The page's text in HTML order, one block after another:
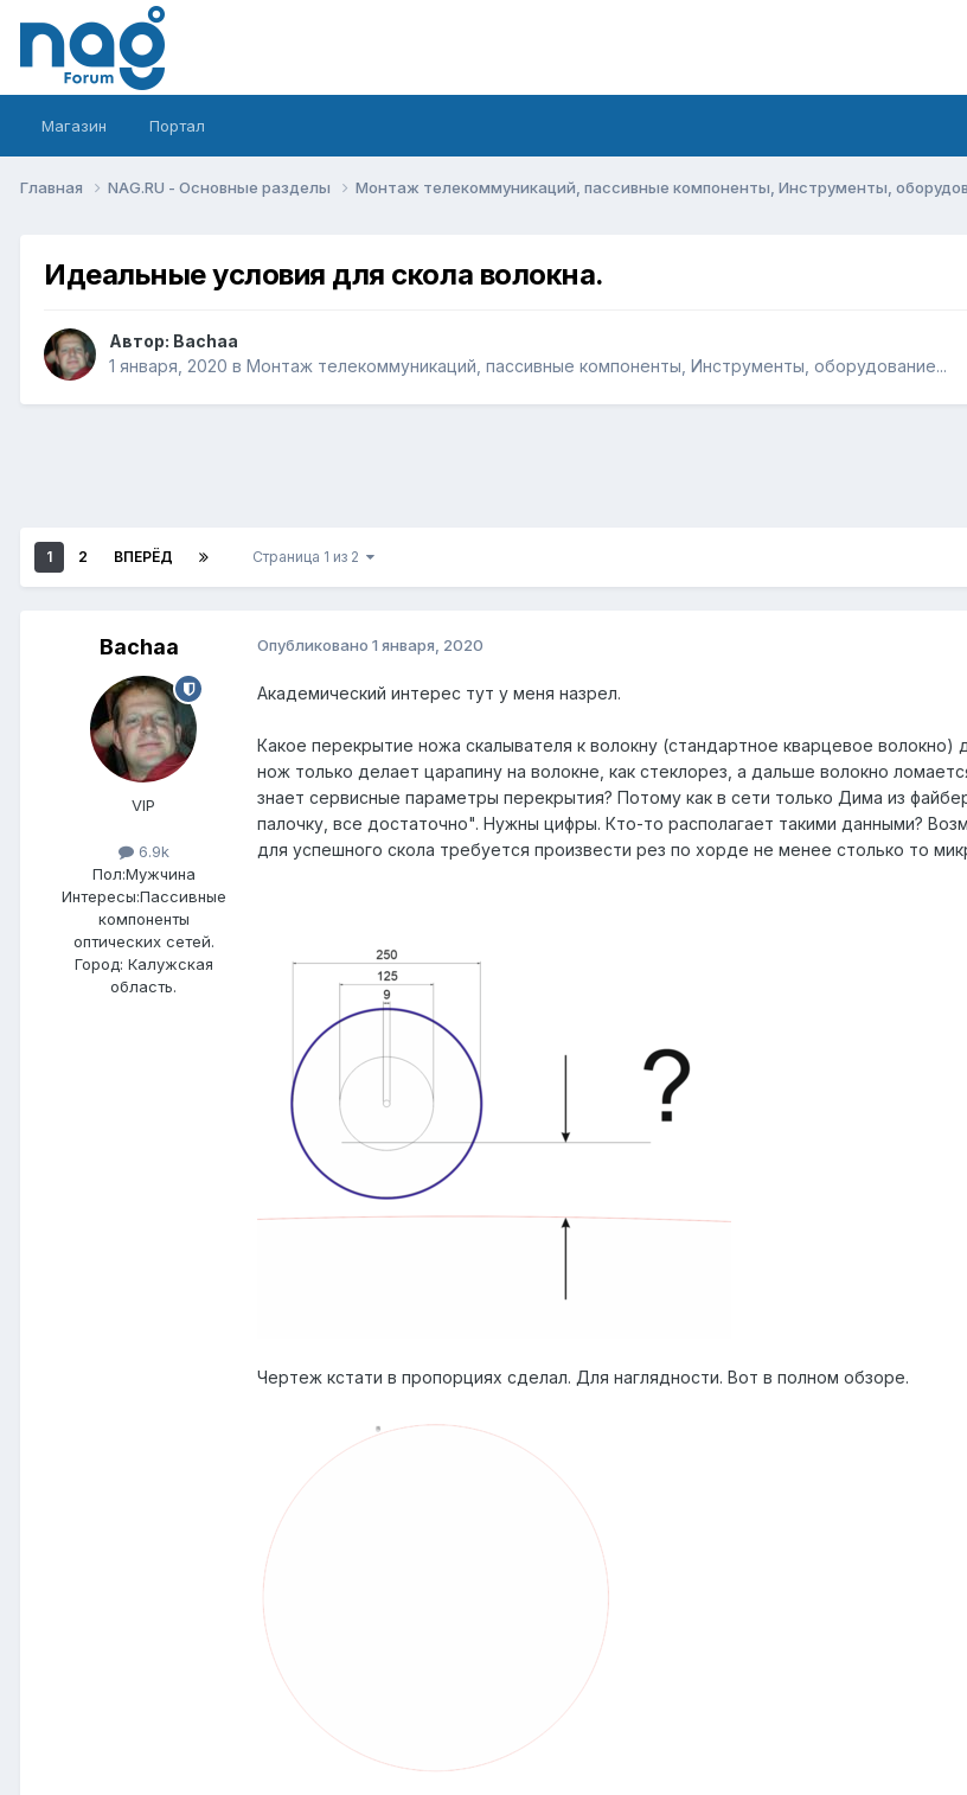
Магазин Портал
Главная NAG.RU - Основные разделы Монтаж телекоммуникаций, пассивные компоненты, Инструменты,
Идеальные условия для скола волокна.
Автор: Bachaa
1 января, 2020 в Монтаж телекоммуникаций, пассивные компоненты, Инструменты, оборудование...
1 2 ВПЕРЁД Страница 1 из 2
Bachaa
VIP
6.9k
Пол:Мужчина
Интересы:Пассивные
компоненты
оптических сетей.
Город: Калужская
область.
Опубликовано 1 января, 2020
Академический интерес тут у меня назрел.
Какое перекрытие ножа скалывателя к волокну (стандартное кварцевое
нож только делает царапину на волокне, как стеклорез, а дальше волокно
знает сервисные параметры перекрытия? Потому как в сети только Дима из
палочку, все достаточно". Нужны цифры. Кто-то располагает такими данными?
для успешного скола требуется произвести рез по хорде не менее столько то
Чертеж кстати в пропорциях сделал. Для наглядности. Вот в полном обзоре.